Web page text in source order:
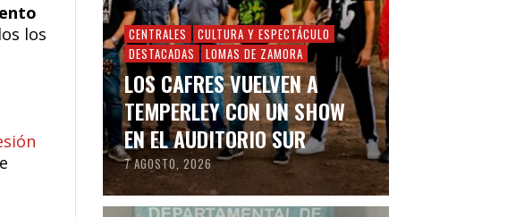
los
CENTRALES
CULTURA Y ESPECTÁCULO
DESTACADAS
LOMAS DE ZAMORA
LOS CAFRES VUELVEN A
TEMPERLEY CON UN SHOW
EN EL AUDITORIO SUR
7 AGOSTO, 2026